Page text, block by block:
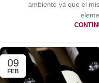
ambiente ya que el
09
FEB